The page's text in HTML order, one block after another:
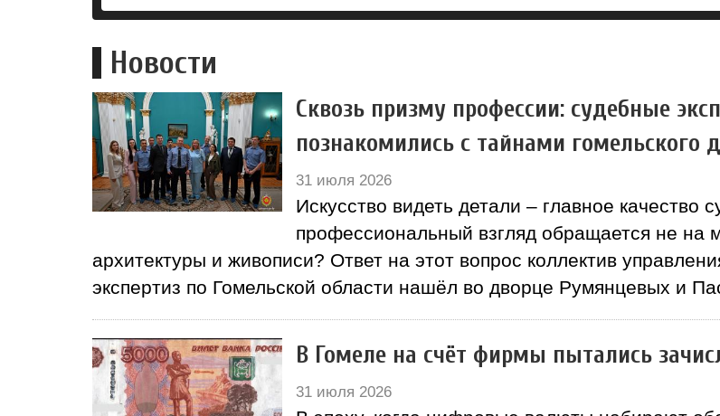
Новости
Сквозь призму профессии: судебные
познакомились с тайнами гомельского
31 июля 2026
Искусство видеть детали – главное качество
профессиональный взгляд обращается не на
архитектуры и живописи? Ответ на этот вопрос коллектив
экспертиз по Гомельской области нашёл во дворце Румянцевых и
В Гомеле на счёт фирмы пытались
31 июля 2026